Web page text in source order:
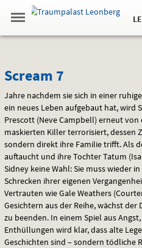
Springe
zum
,zum
.
Navigation
Gehe
zur
Standortauswahl
Hinweis
Scream
7
Scream 7
Jahre nachdem sie sich in einer
ein neues Leben aufgebaut hat, wird
Prescott (Neve Campbell) erneut von
maskierten Killer terrorisiert, dessen
sondern direkt ihre Familie trifft. Als
auftaucht und ihre Tochter Tatum
Sidney keine Wahl: Sie muss wieder
Schrecken ihrer eigenen
Vertrauten wie Gale Weathers
Gesichtern aus der Reihe, wächst
zu beenden. In einem Spiel aus
Enthüllungen wird klar, dass alte
Geschichten sind – sondern tödliche